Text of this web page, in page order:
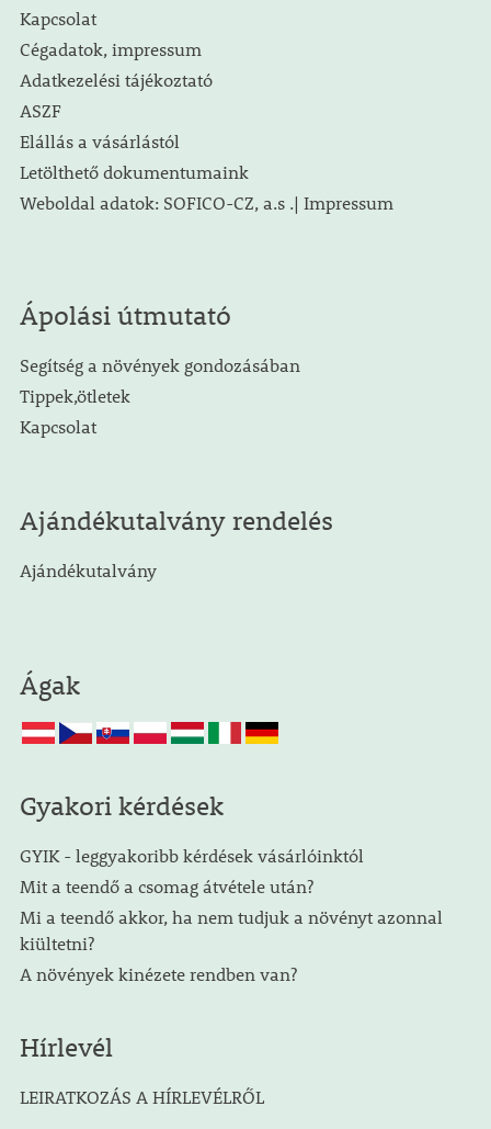
Kapcsolat
Cégadatok, impressum
Adatkezelési tájékoztató
ASZF
Elállás a vásárlástól
Letölthető dokumentumaink
Weboldal adatok: SOFICO-CZ, a.s .| Impressum
Ápolási útmutató
Segítség a növények gondozásában
Tippek,ötletek
Kapcsolat
Ajándékutalvány rendelés
Ajándékutalvány
Ágak
Gyakori kérdések
GYIK - leggyakoribb kérdések vásárlóinktól
Mit a teendő a csomag átvétele után?
Mi a teendő akkor, ha nem tudjuk a növényt azonnal
kiültetni?
A növények kinézete rendben van?
Hírlevél
LEIRATKOZÁS A HÍRLEVÉLRŐL